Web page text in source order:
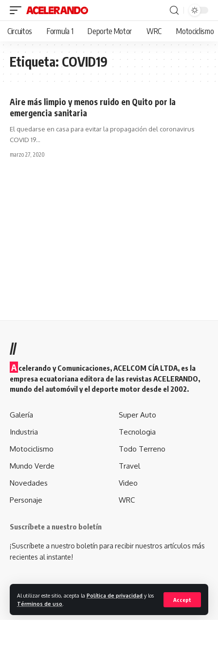
Al utilizar este sitio, acepta la Política de privacidad y los
Términos de uso
Accept
Circuitos Formula 1 Deporte Motor WRC Motociclismo
Etiqueta:COVID19
Aire más limpio y menos ruido en Quito por la
emergencia sanitaria
El quedarse en casa para evitar la propagación del coronavirus
COVID 19…
marzo 27, 2020
//
A celerando y Comunicaciones, ACELCOM CÍA LTDA, es la
empresa ecuatoriana editora de las revistas ACELERANDO,
mundo del automóvil y el deporte motor desde el 2002.
Galería
Industria
Motociclismo
Mundo Verde
Novedades
Personaje
Super Auto
Tecnologia
Todo Terreno
Travel
Video
WRC
Suscríbete a nuestro boletín
¡Suscríbete a nuestro boletín para recibir nuestros artículos más
recientes al instante!